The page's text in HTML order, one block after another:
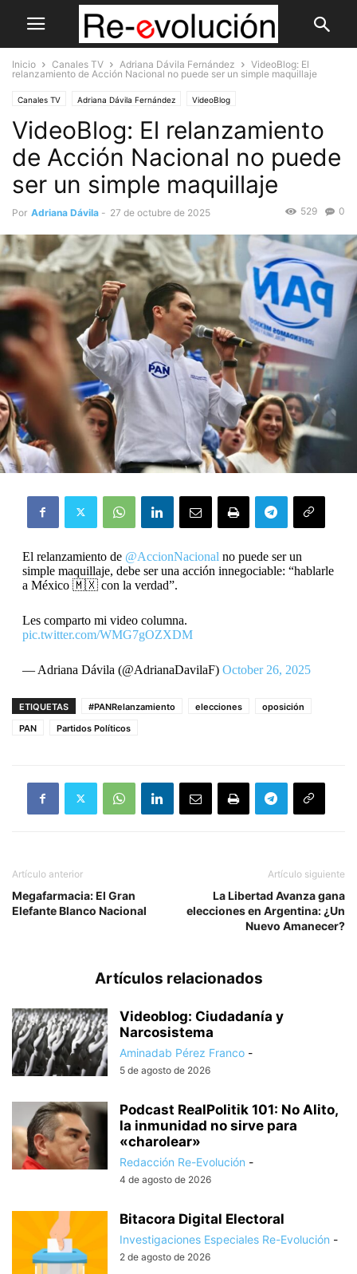
Inicio Canales TV Adriana Dávila Fernández
VideoBlog: El
relanzamiento de Acción Nacional no puede ser un simple maquillaje
Canales TV Adriana Dávila Fernández VideoBlog
VideoBlog: El relanzamiento
de Acción Nacional no puede
ser un simple maquillaje
Por Adriana Dávila - 27 de octubre de 2025 0
529
El relanzamiento de @AccionNacional no puede ser un
simple maquillaje, debe ser una acción innegociable: “hablarle
a México 🇲🇽 con la verdad”.
Les comparto mi video columna.
pic.twitter.com/WMG7gOZXDM
— Adriana Dávila (@AdrianaDavilaF) October 26, 2025
ETIQUETAS #PANRelanzamiento elecciones
oposición
PAN
Partidos Políticos
Artículo anterior
Megafarmacia: El Gran
Elefante Blanco Nacional
Artículo siguiente
La Libertad Avanza gana
elecciones en Argentina: ¿Un
Nuevo Amanecer?
Artículos relacionados
Videoblog: Ciudadanía y
Narcosistema
Aminadab Pérez Franco -
5 de agosto de 2026
Podcast RealPolitik 101: No Alito,
la inmunidad no sirve para
«charolear»
Redacción Re-Evolución -
4 de agosto de 2026
Bitacora Digital Electoral
Investigaciones Especiales Re-Evolución -
2 de agosto de 2026